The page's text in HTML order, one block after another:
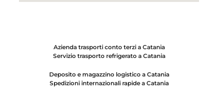
Azienda trasporti conto terzi a Catania
Servizio trasporto refrigerato a Catania
Deposito e magazzino logistico a Catania
Spedizioni internazionali rapide a Catania